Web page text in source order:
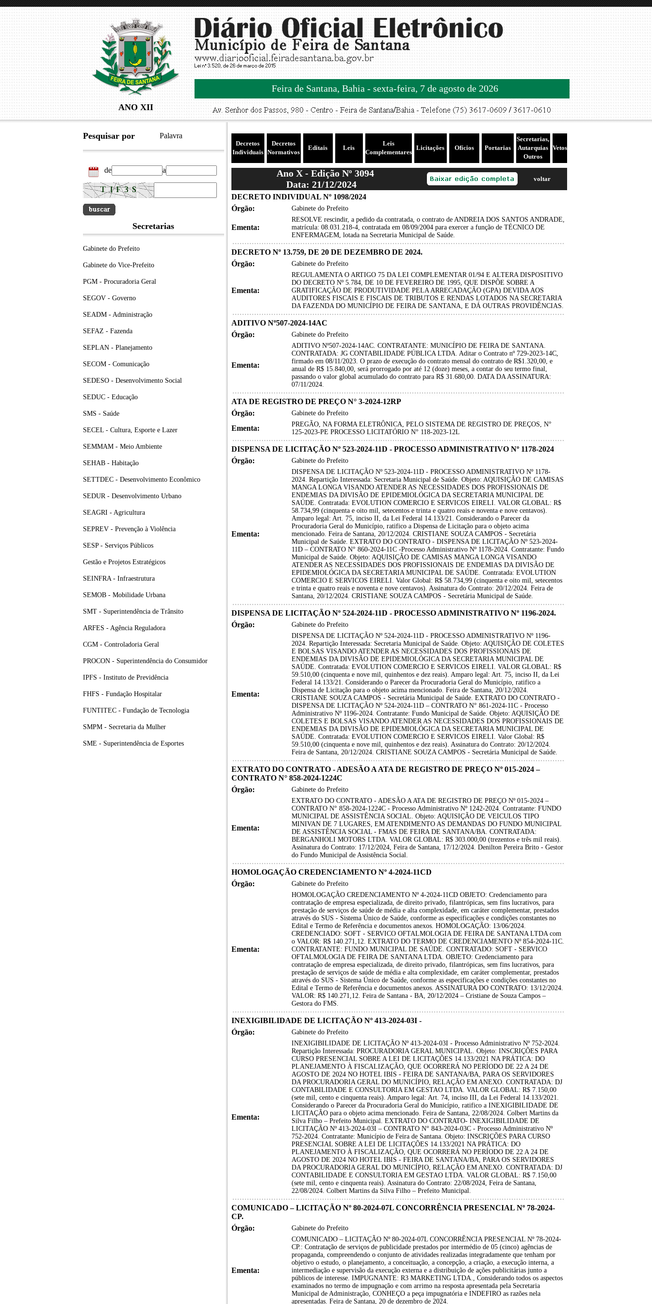
ANO XII
Feira de Santana, Bahia - sexta-feira, 7 de agosto de 2026
Pesquisar por Palavra
de a
Secretarias
Gabinete do Prefeito
Gabinete do Vice-Prefeito
PGM - Procuradoria Geral
SEGOV - Governo
SEADM - Administração
SEFAZ - Fazenda
SEPLAN - Planejamento
SECOM - Comunicação
SEDESO - Desenvolvimento Social
SEDUC - Educação
SMS - Saúde
SECEL - Cultura, Esporte e Lazer
SEMMAM - Meio Ambiente
SEHAB - Habitação
SETTDEC - Desenvolvimento Econômico
SEDUR - Desenvolvimento Urbano
SEAGRI - Agricultura
SEPREV - Prevenção à Violência
SESP - Serviços Públicos
Gestão e Projetos Estratégicos
SEINFRA - Infraestrutura
SEMOB - Mobilidade Urbana
SMT - Superintendência de Trânsito
ARFES - Agência Reguladora
CGM - Controladoria Geral
PROCON - Superintendência do Consumidor
IPFS - Instituto de Previdência
FHFS - Fundação Hospitalar
FUNTITEC - Fundação de Tecnologia
SMPM - Secretaria da Mulher
SME - Superintendência de Esportes
Decretos
Individuais
Decretos
Normativos
Editais Leis
Leis
Complementares
Licitações Ofícios Portarias
Secretarias,
Autarquias
Outros
Vetos
Ano X - Edição Nº 3094
Data: 21/12/2024
voltar
DECRETO INDIVIDUAL Nº 1098/2024
Órgão:
Gabinete do Prefeito
Ementa:
RESOLVE rescindir, a pedido da contratada, o contrato de ANDREIA DOS SANTOS ANDRADE,
matrícula: 08.031.218-4, contratada em 08/09/2004 para exercer a função de TÉCNICO DE
ENFERMAGEM, lotada na Secretaria Municipal de Saúde.
DECRETO Nº 13.759, DE 20 DE DEZEMBRO DE 2024.
Órgão:
Gabinete do Prefeito
Ementa:
REGULAMENTA O ARTIGO 75 DA LEI COMPLEMENTAR 01/94 E ALTERA DISPOSITIVO
DO DECRETO Nº 5.784, DE 10 DE FEVEREIRO DE 1995, QUE DISPÕE SOBRE A
GRATIFICAÇÃO DE PRODUTIVIDADE PELA ARRECADAÇÃO (GPA) DEVIDA AOS
AUDITORES FISCAIS E FISCAIS DE TRIBUTOS E RENDAS LOTADOS NA SECRETARIA
DA FAZENDA DO MUNICÍPIO DE FEIRA DE SANTANA, E DÁ OUTRAS PROVIDÊNCIAS.
ADITIVO Nº507-2024-14AC
Órgão:
Gabinete do Prefeito
Ementa:
ADITIVO Nº507-2024-14AC. CONTRATANTE: MUNICÍPIO DE FEIRA DE SANTANA.
CONTRATADA: JG CONTABILIDADE PÚBLICA LTDA. Aditar o Contrato nº 729-2023-14C,
firmado em 08/11/2023. O prazo de execução do contrato mensal do contrato de R$1.320,00, e
anual de R$ 15.840,00, será prorrogado por até 12 (doze) meses, a contar do seu termo final,
passando o valor global acumulado do contrato para R$ 31.680,00. DATA DA ASSINATURA:
07/11/2024.
ATA DE REGISTRO DE PREÇO N° 3-2024-12RP
Órgão:
Gabinete do Prefeito
Ementa:
PREGÃO, NA FORMA ELETRÔNICA, PELO SISTEMA DE REGISTRO DE PREÇOS, N°
125-2023-PE PROCESSO LICITATÓRIO N° 118-2023-12L
DISPENSA DE LICITAÇÃO Nº 523-2024-11D - PROCESSO ADMINISTRATIVO Nº 1178-2024
Órgão:
Gabinete do Prefeito
Ementa:
DISPENSA DE LICITAÇÃO Nº 523-2024-11D - PROCESSO ADMINISTRATIVO Nº 1178-
2024. Repartição Interessada: Secretaria Municipal de Saúde. Objeto: AQUISIÇÃO DE CAMISAS
MANGA LONGA VISANDO ATENDER AS NECESSIDADES DOS PROFISSIONAIS DE
ENDEMIAS DA DIVISÃO DE EPIDEMIOLÓGICA DA SECRETARIA MUNICIPAL DE
SAÚDE. Contratada: EVOLUTION COMERCIO E SERVICOS EIRELI. VALOR GLOBAL: R$
58.734,99 (cinquenta e oito mil, setecentos e trinta e quatro reais e noventa e nove centavos).
Amparo legal: Art. 75, inciso II, da Lei Federal 14.133/21. Considerando o Parecer da
Procuradoria Geral do Município, ratifico a Dispensa de Licitação para o objeto acima
mencionado. Feira de Santana, 20/12/2024. CRISTIANE SOUZA CAMPOS - Secretária
Municipal de Saúde. EXTRATO DO CONTRATO - DISPENSA DE LICITAÇÃO Nº 523-2024-
11D – CONTRATO N° 860-2024-11C -Processo Administrativo Nº 1178-2024. Contratante: Fundo
Municipal de Saúde. Objeto: AQUISIÇÃO DE CAMISAS MANGA LONGA VISANDO
ATENDER AS NECESSIDADES DOS PROFISSIONAIS DE ENDEMIAS DA DIVISÃO DE
EPIDEMIOLÓGICA DA SECRETARIA MUNICIPAL DE SAÚDE. Contratada: EVOLUTION
COMERCIO E SERVICOS EIRELI. Valor Global: R$ 58.734,99 (cinquenta e oito mil, setecentos
e trinta e quatro reais e noventa e nove centavos). Assinatura do Contrato: 20/12/2024. Feira de
Santana, 20/12/2024. CRISTIANE SOUZA CAMPOS - Secretária Municipal de Saúde.
DISPENSA DE LICITAÇÃO Nº 524-2024-11D - PROCESSO ADMINISTRATIVO Nº 1196-2024.
Órgão:
Gabinete do Prefeito
Ementa:
DISPENSA DE LICITAÇÃO Nº 524-2024-11D - PROCESSO ADMINISTRATIVO Nº 1196-
2024. Repartição Interessada: Secretaria Municipal de Saúde. Objeto: AQUISIÇÃO DE COLETES
E BOLSAS VISANDO ATENDER AS NECESSIDADES DOS PROFISSIONAIS DE
ENDEMIAS DA DIVISÃO DE EPIDEMIOLÓGICA DA SECRETARIA MUNICIPAL DE
SAÚDE. Contratada: EVOLUTION COMERCIO E SERVICOS EIRELI. VALOR GLOBAL: R$
59.510,00 (cinquenta e nove mil, quinhentos e dez reais). Amparo legal: Art. 75, inciso II, da Lei
Federal 14.133/21. Considerando o Parecer da Procuradoria Geral do Município, ratifico a
Dispensa de Licitação para o objeto acima mencionado. Feira de Santana, 20/12/2024.
CRISTIANE SOUZA CAMPOS - Secretária Municipal de Saúde. EXTRATO DO CONTRATO -
DISPENSA DE LICITAÇÃO Nº 524-2024-11D – CONTRATO N° 861-2024-11C - Processo
Administrativo Nº 1196-2024. Contratante: Fundo Municipal de Saúde. Objeto: AQUISIÇÃO DE
COLETES E BOLSAS VISANDO ATENDER AS NECESSIDADES DOS PROFISSIONAIS DE
ENDEMIAS DA DIVISÃO DE EPIDEMIOLÓGICA DA SECRETARIA MUNICIPAL DE
SAÚDE. Contratada: EVOLUTION COMERCIO E SERVICOS EIRELI. Valor Global: R$
59.510,00 (cinquenta e nove mil, quinhentos e dez reais). Assinatura do Contrato: 20/12/2024.
Feira de Santana, 20/12/2024. CRISTIANE SOUZA CAMPOS - Secretária Municipal de Saúde.
EXTRATO DO CONTRATO - ADESÃO A ATA DE REGISTRO DE PREÇO Nº 015-2024 –
CONTRATO N° 858-2024-1224C
Órgão:
Gabinete do Prefeito
Ementa:
EXTRATO DO CONTRATO - ADESÃO A ATA DE REGISTRO DE PREÇO Nº 015-2024 –
CONTRATO N° 858-2024-1224C - Processo Administrativo Nº 1242-2024. Contratante: FUNDO
MUNICIPAL DE ASSISTÊNCIA SOCIAL. Objeto: AQUISIÇÃO DE VEICULOS TIPO
MINIVAN DE 7 LUGARES, EM ATENDIMENTO AS DEMANDAS DO FUNDO MUNICIPAL
DE ASSISTÊNCIA SOCIAL - FMAS DE FEIRA DE SANTANA/BA. CONTRATADA:
BERGANHOLI MOTORS LTDA. VALOR GLOBAL: R$ 303.000,00 (trezentos e três mil reais).
Assinatura do Contrato: 17/12/2024, Feira de Santana, 17/12/2024. Denilton Pereira Brito - Gestor
do Fundo Municipal de Assistência Social.
HOMOLOGAÇÃO CREDENCIAMENTO Nº 4-2024-11CD
Órgão:
Gabinete do Prefeito
Ementa:
HOMOLOGAÇÃO CREDENCIAMENTO Nº 4-2024-11CD OBJETO: Credenciamento para
contratação de empresa especializada, de direito privado, filantrópicas, sem fins lucrativos, para
prestação de serviços de saúde de média e alta complexidade, em caráter complementar, prestados
através do SUS - Sistema Único de Saúde, conforme as especificações e condições constantes no
Edital e Termo de Referência e documentos anexos. HOMOLOGAÇÃO: 13/06/2024.
CREDENCIADO: SOFT - SERVICO OFTALMOLOGIA DE FEIRA DE SANTANA LTDA com
o VALOR: R$ 140.271,12. EXTRATO DO TERMO DE CREDENCIAMENTO Nº 854-2024-11C.
CONTRATANTE: FUNDO MUNICIPAL DE SAÚDE. CONTRATADO: SOFT - SERVICO
OFTALMOLOGIA DE FEIRA DE SANTANA LTDA. OBJETO: Credenciamento para
contratação de empresa especializada, de direito privado, filantrópicas, sem fins lucrativos, para
prestação de serviços de saúde de média e alta complexidade, em caráter complementar, prestados
através do SUS - Sistema Único de Saúde, conforme as especificações e condições constantes no
Edital e Termo de Referência e documentos anexos. ASSINATURA DO CONTRATO: 13/12/2024.
VALOR: R$ 140.271,12. Feira de Santana - BA, 20/12/2024 – Cristiane de Souza Campos –
Gestora do FMS.
INEXIGIBILIDADE DE LICITAÇÃO Nº 413-2024-03I -
Órgão:
Gabinete do Prefeito
Ementa:
INEXIGIBILIDADE DE LICITAÇÃO Nº 413-2024-03I - Processo Administrativo Nº 752-2024.
Repartição Interessada: PROCURADORIA GERAL MUNICIPAL. Objeto: INSCRIÇÕES PARA
CURSO PRESENCIAL SOBRE A LEI DE LICITAÇÕES 14.133/2021 NA PRÁTICA: DO
PLANEJAMENTO À FISCALIZAÇÃO, QUE OCORRERÁ NO PERÍODO DE 22 A 24 DE
AGOSTO DE 2024 NO HOTEL IBIS - FEIRA DE SANTANA/BA, PARA OS SERVIDORES
DA PROCURADORIA GERAL DO MUNICÍPIO, RELAÇÃO EM ANEXO. CONTRATADA: DJ
CONTABILIDADE E CONSULTORIA EM GESTAO LTDA. VALOR GLOBAL: R$ 7.150,00
(sete mil, cento e cinquenta reais). Amparo legal: Art. 74, inciso III, da Lei Federal 14.133/2021.
Considerando o Parecer da Procuradoria Geral do Município, ratifico a INEXIGIBILIDADE DE
LICITAÇÃO para o objeto acima mencionado. Feira de Santana, 22/08/2024. Colbert Martins da
Silva Filho – Prefeito Municipal. EXTRATO DO CONTRATO- INEXIGIBILIDADE DE
LICITAÇÃO Nº 413-2024-03I – CONTRATO N° 843-2024-03C - Processo Administrativo Nº
752-2024. Contratante: Município de Feira de Santana. Objeto: INSCRIÇÕES PARA CURSO
PRESENCIAL SOBRE A LEI DE LICITAÇÕES 14.133/2021 NA PRÁTICA: DO
PLANEJAMENTO À FISCALIZAÇÃO, QUE OCORRERÁ NO PERÍODO DE 22 A 24 DE
AGOSTO DE 2024 NO HOTEL IBIS - FEIRA DE SANTANA/BA, PARA OS SERVIDORES
DA PROCURADORIA GERAL DO MUNICÍPIO, RELAÇÃO EM ANEXO. CONTRATADA: DJ
CONTABILIDADE E CONSULTORIA EM GESTAO LTDA. VALOR GLOBAL: R$ 7.150,00
(sete mil, cento e cinquenta reais). Assinatura do Contrato: 22/08/2024, Feira de Santana,
22/08/2024. Colbert Martins da Silva Filho – Prefeito Municipal.
COMUNICADO – LICITAÇÃO Nº 80-2024-07L CONCORRÊNCIA PRESENCIAL Nº 78-2024-
CP.
Órgão:
Gabinete do Prefeito
Ementa:
COMUNICADO – LICITAÇÃO Nº 80-2024-07L CONCORRÊNCIA PRESENCIAL Nº 78-2024-
CP.: Contratação de serviços de publicidade prestados por intermédio de 05 (cinco) agências de
propaganda, compreendendo o conjunto de atividades realizadas integradamente que tenham por
objetivo o estudo, o planejamento, a conceituação, a concepção, a criação, a execução interna, a
intermediação e supervisão da execução externa e a distribuição de ações publicitárias junto a
públicos de interesse. IMPUGNANTE: R3 MARKETING LTDA., Considerando todos os aspectos
examinados no termo de impugnação e com arrimo na resposta apresentada pela Secretaria
Municipal de Administração, CONHEÇO a peça impugnatória e INDEFIRO as razões nela
apresentadas. Feira de Santana, 20 de dezembro de 2024.